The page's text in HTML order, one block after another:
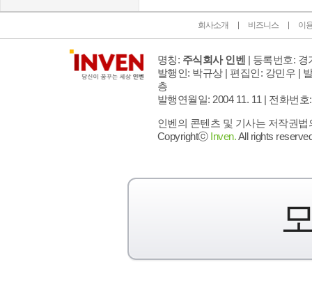
회사소개 비즈니스 이
명칭: 주식회사 인벤 | 등록번호: 경
발행인: 박규상 | 편집인: 강민우 |
층
발행연월일: 2004 11. 11 | 전화번호
인벤의 콘텐츠 및 기사는 저작권
Copyrightⓒ Inven.All rights